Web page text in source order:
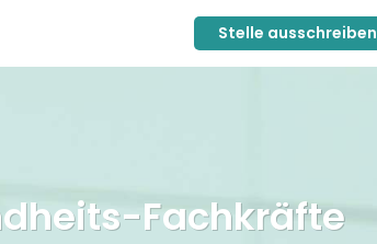
Stelle ausschreiben
Fachkräfte